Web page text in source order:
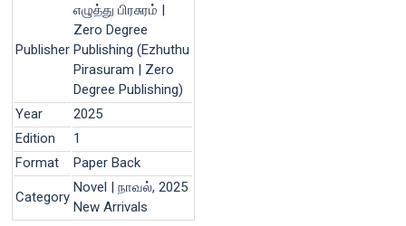
Publisher
எழுத்து பிரசுரம் |
Zero Degree
Publishing (Ezhuthu
Pirasuram | Zero
Degree Publishing)
Year
2025
Edition
1
Format
Paper Back
Category
Novel | நாவல், 2025
New Arrivals